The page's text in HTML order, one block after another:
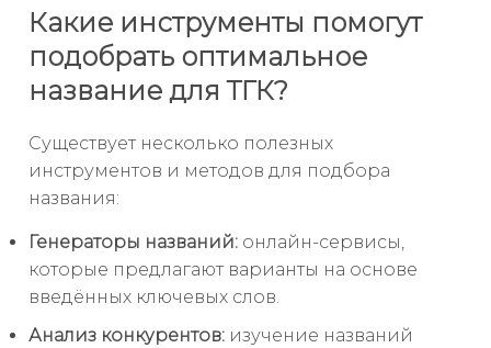
Какие инструменты помогут
подобрать оптимальное
название для ТГК?
Существует несколько полезных
инструментов и методов для подбора
названия:
Генераторы названий: онлайн-сервисы,
которые предлагают варианты на основе
введённых ключевых слов.
Анализ конкурентов: изучение названий